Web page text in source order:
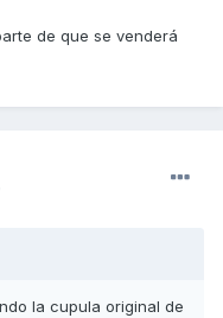
de que se venderá
la cupula original de